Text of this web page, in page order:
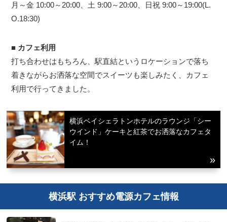
月～金 10:00～20:00、土 9:00～20:00、日祝 9:00～19:00(L.
O.18:30)
■ カフェ利用
打ち合わせはもちろん、駅直結というロケーションで落ち
着きながらお洒落な空間でスイーツも楽しみたく、カフェ
利用で行ってきました。
横浜ベイシェラトンホテルのラウンジ「シー
ウインド」ケーキと紅茶でお洒落なカフェタ
イム！
横浜駅 おすすめ電源カフェ情報